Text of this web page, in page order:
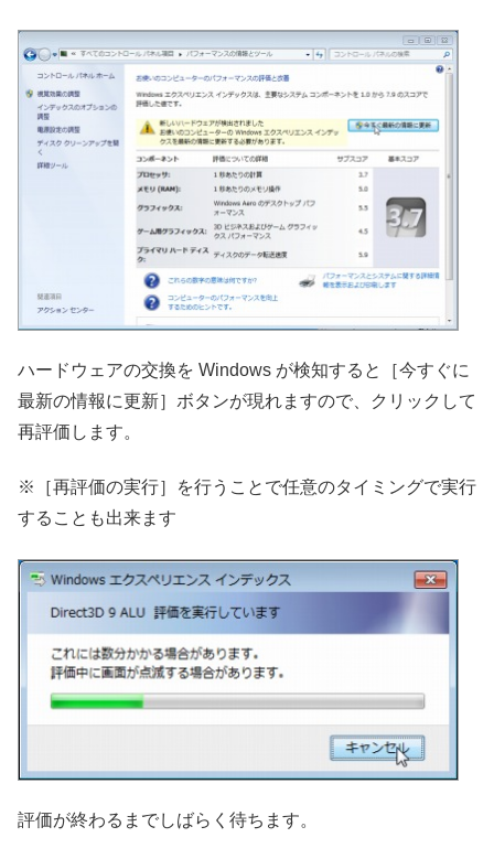
ハードウェアの交換を Windows が検知すると［今すぐに
最新の情報に更新］ボタンが現れますので、クリックして
再評価します。
※［再評価の実行］を行うことで任意のタイミングで実行
することも出来ます
評価が終わるまでしばらく待ちます。